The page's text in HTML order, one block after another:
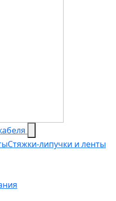
Стяжки-липучки и ленты